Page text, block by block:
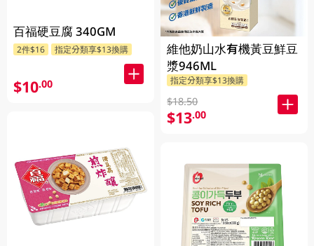
百福硬豆腐 340GM
2件$16 指定分類享$13換購
$10.00
維他奶山水有機黃豆鮮豆
漿946ML
指定分類享$13換購
$18.50
$13.00